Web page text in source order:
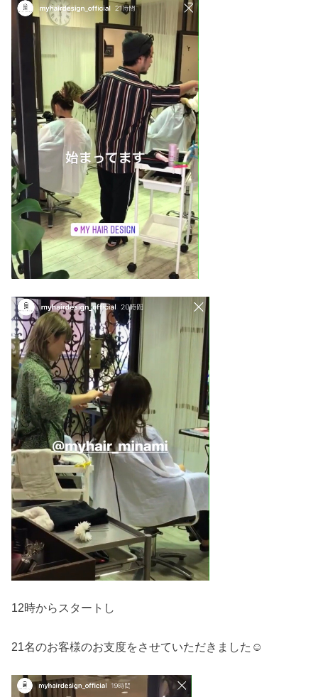
12時からスタートし
21名のお客様のお支度をさせていただきました☺︎